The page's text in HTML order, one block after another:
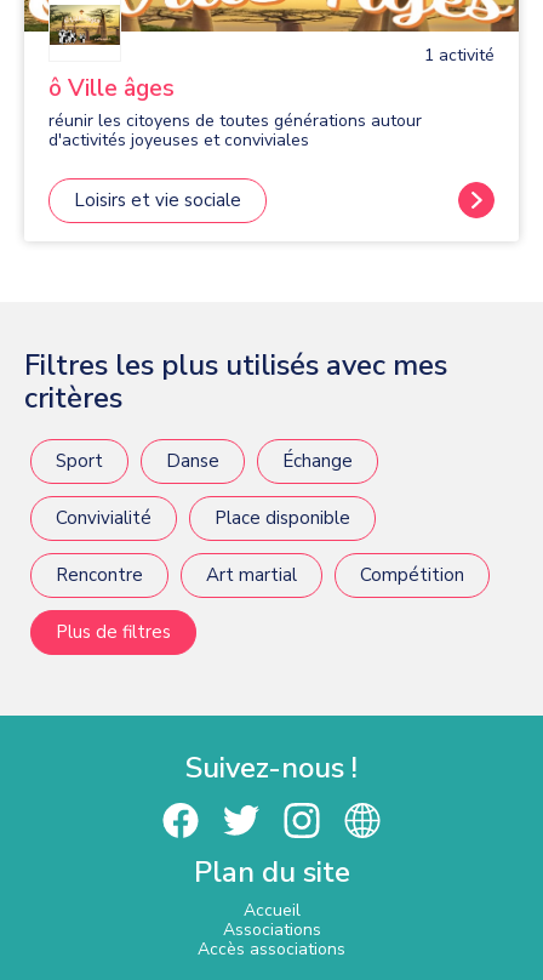
1 activité
ô Ville âges
réunir les citoyens de toutes générations autour
d'activités joyeuses et conviviales
Loisirs et vie sociale
Filtres les plus utilisés avec mes
critères
Sport Danse Échange
Convivialité Place disponible
Rencontre Art martial Compétition
Plus de filtres
Suivez-nous !
Plan du site
Accueil
Associations
Accès associations